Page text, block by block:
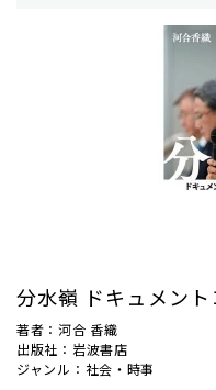
分水嶺 ドキュメン
著者：河合 香織
出版社：岩波書店
ジャンル：社会・時事